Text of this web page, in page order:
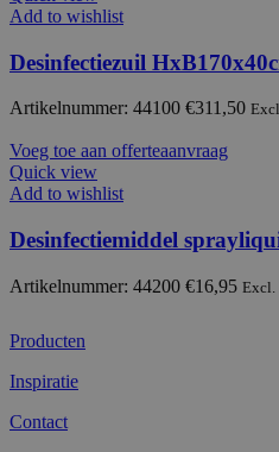
Add to wishlist
Desinfectiezuil
Artikelnummer: 44100 €311,50
Voeg toe aan offerteaanvraag
Quick view
Add to wishlist
Desinfectiemiddel
Artikelnummer: 44200 €16,95 Excl.
Producten
Inspiratie
Contact